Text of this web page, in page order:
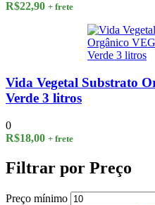
R$22,90 + frete
Vida Vegetal Substrato
Verde 3 litros
0
R$18,00 + frete
Filtrar por Preço
Preço mínimo